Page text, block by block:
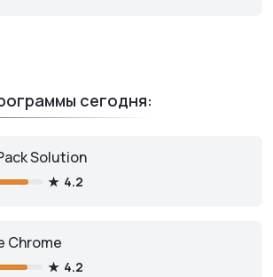
сегодня:
Solution
4.2
Chrome
4.2